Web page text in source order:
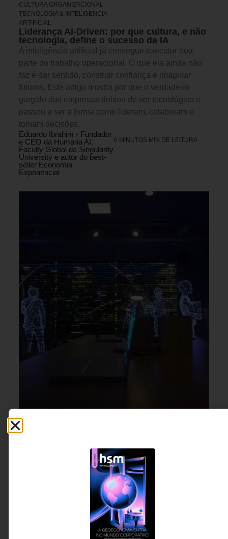
CULTURA ORGANIZACIONAL,
TECNOLOGIA & INTELIGENCIA
ARTIFICIAL
Liderança AI-Driven: por que cultura, e não
tecnologia, define o sucesso da IA
A inteligência artificial já consegue executar boa
parte do trabalho operacional. O que ela ainda não
faz é dar sentido, construir confiança e imaginar
futuros. Este artigo mostra por que o verdadeiro
gargalo das empresas deixou de ser tecnológico e
passou a ser a forma como lideram, colaboram e
tomam decisões.
Eduardo Ibrahim - Fundador
e CEO da Humana AI,
Faculty Global da Singularity
University e autor do best-
seller Economia
Exponencial
6 MINUTOS MIN DE LEITURA
TECNOLOGIA & INTELIGENCIA
ARTIFICIAL
Shadow AI: a transformação que está
acontecendo fora do radar das empresas
A inteligência artificial deixou de ser um projeto da
área de tecnologia e passou a fazer parte da rotina
de todas as áreas da empresa. O problema é que,
em muitos casos, sua adoção avança mais rápido
do que os mecanismos de segurança, compliance e
governança capazes de sustentá-la.